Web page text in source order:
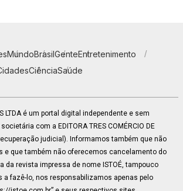
MundoBrasilGenteEntretenimento
CiênciaSaúde
LTDA é um portal digital independente e sem
com a EDITORA TRES COMÉRCIO DE
(recuperação judicial). Informamos também que não
e que também não oferecemos cancelamento do
da revista impressa de nome ISTOÉ, tampouco
a fazê-lo, nos responsabilizamos apenas pelo